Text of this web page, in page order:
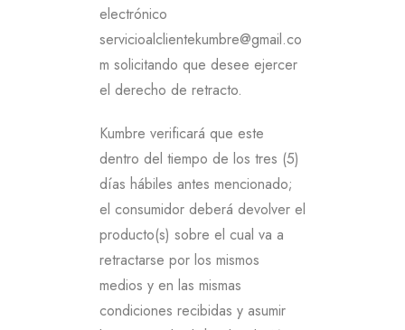
electrónico
servicioalclientekumbre@gmail.co
m solicitando que desee ejercer
el derecho de retracto.
Kumbre verificará que este
dentro del tiempo de los tres (5)
días hábiles antes mencionado;
el consumidor deberá devolver el
producto(s) sobre el cual va a
retractarse por los mismos
medios y en las mismas
condiciones recibidas y asumir